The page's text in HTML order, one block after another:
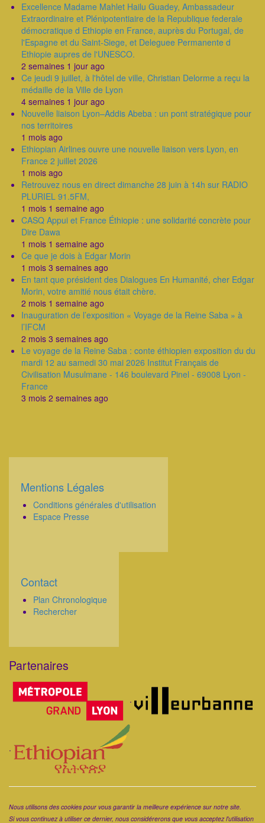
Excellence Madame Mahlet Hailu Guadey, Ambassadeur
Extraordinaire et Plénipotentiaire de la Republique federale
démocratique d Ethiopie en France, auprès du Portugal, de
l'Espagne et du Saint-Siege, et Deleguee Permanente d
Ethiopie aupres de l'UNESCO.
2 semaines 1 jour ago
Ce jeudi 9 juillet, à l'hôtel de ville, Christian Delorme a reçu la
médaille de la Ville de Lyon
4 semaines 1 jour ago
Nouvelle liaison Lyon–Addis Abeba : un pont stratégique pour
nos territoires
1 mois ago
Ethiopian Airlines ouvre une nouvelle liaison vers Lyon, en
France 2 juillet 2026
1 mois ago
Retrouvez nous en direct dimanche 28 juin à 14h sur RADIO
PLURIEL 91.5FM,
1 mois 1 semaine ago
CASQ Appui et France Éthiopie : une solidarité concrète pour
Dire Dawa
1 mois 1 semaine ago
Ce que je dois à Edgar Morin
1 mois 3 semaines ago
En tant que président des Dialogues En Humanité, cher Edgar
Morin, votre amitié nous était chère.
2 mois 1 semaine ago
Inauguration de l’exposition « Voyage de la Reine Saba » à
l’IFCM
2 mois 3 semaines ago
Le voyage de la Reine Saba : conte éthiopien exposition du du
mardi 12 au samedi 30 mai 2026 Institut Français de
Civilisation Musulmane - 146 boulevard Pinel - 69008 Lyon -
France
3 mois 2 semaines ago
Corps
Mentions Légales
Conditions générales d'utilisation
Espace Presse
Corps
Contact
Plan Chronologique
Rechercher
Partenaires
Corps
.
.
Nous utilisons des cookies pour vous garantir la meilleure expérience sur notre site.
Si vous continuez à utiliser ce dernier, nous considérerons que vous acceptez l'utilisation